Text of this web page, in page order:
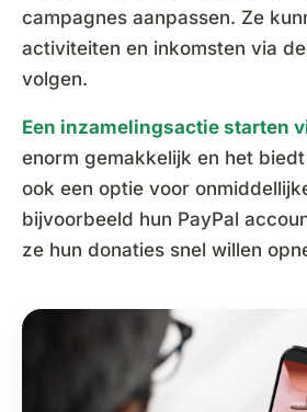
campagnes aanpassen. Ze
activiteiten en inkomsten via
volgen.
Een inzamelingsactie starten
enorm gemakkelijk en het
ook een optie voor
bijvoorbeeld hun PayPal
ze hun donaties snel willen